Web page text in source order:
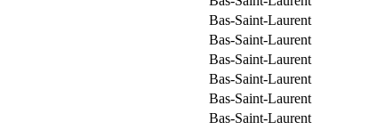
Bas-Saint-Laurent
Bas-Saint-Laurent
Bas-Saint-Laurent
Bas-Saint-Laurent
Bas-Saint-Laurent
Bas-Saint-Laurent